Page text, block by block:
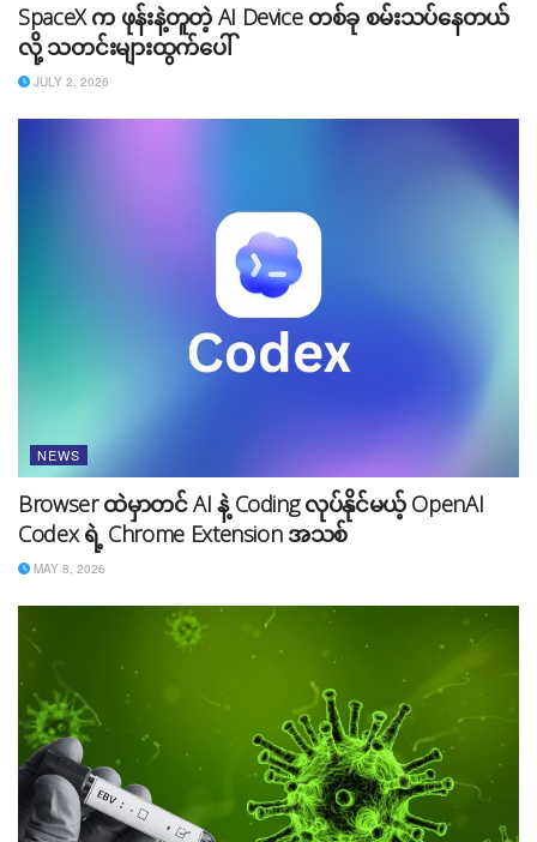
YouTube ဟာ အသုံးပြုသူတွေကို Premium ဝယ်ယူဖို့ နည်း
မျိုးစုံနဲ့ ကြိုးစားနေတာတွေ့ရပါတယ်။ ပြီးခဲ့တဲ့ နှစ်က 4K
Videos တွေ ကြည့်ရှုနိုင်မယ့် Plan ကို စီစဥ်ခဲ့သလို ပြီးခဲ့တဲ့
စက်တင်ဘာလတုန်းကလည်း Premium မဝယ်ထားသူများကို
Skip လုပ်ခွင့်မရှိတဲ့ Ads (၁၁) ခုအထိ ပြတာမျိုးတွေပါ
SpaceX က ဖုန်းနဲ့တူတဲ့ AI Device တစ်ခု စမ်းသပ်နေတယ်
လို့ သတင်းများထွက်ပေါ်
JULY 2, 2026
NEWS
Browser ထဲမှာတင် AI နဲ့ Coding လုပ်နိုင်မယ့် OpenAI
Codex ရဲ့ Chrome Extension အသစ်
MAY 8, 2026